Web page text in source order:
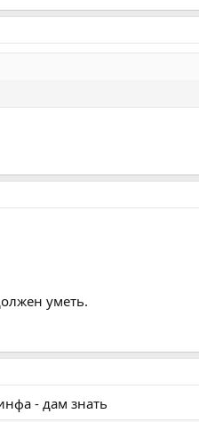
уметь.
- дам знать